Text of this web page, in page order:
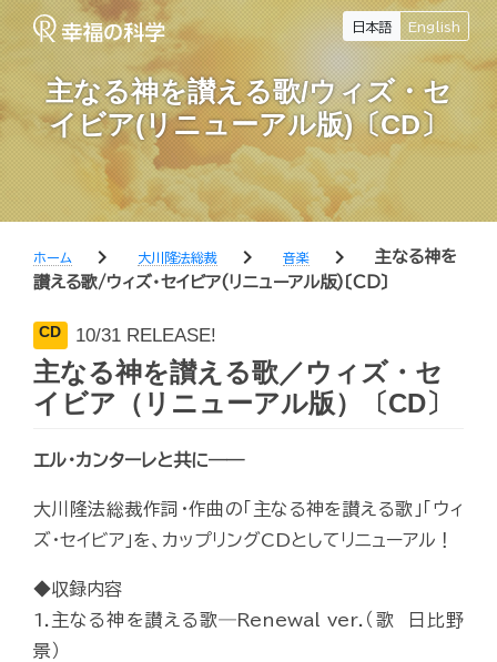
日本語 English
主なる神を讃える歌/ウィズ・セ
イビア(リニューアル版)〔CD〕
ホーム chevron_right 大川隆法総裁 chevron_right 音楽 chevron_right
主なる神を
讃える歌/ウィズ・セイビア(リニューアル版)〔CD〕
CD 10/31 RELEASE!
主なる神を讃える歌／ウィズ・セ
イビア（リニューアル版）〔CD〕
エル・カンターレと共に――
大川隆法総裁作詞・作曲の「主なる神を讃える歌」「ウィ
ズ・セイビア」を、カップリングCDとしてリニューアル！
◆収録内容
1.主なる神を讃える歌―Renewal ver.（歌 日比野
景）